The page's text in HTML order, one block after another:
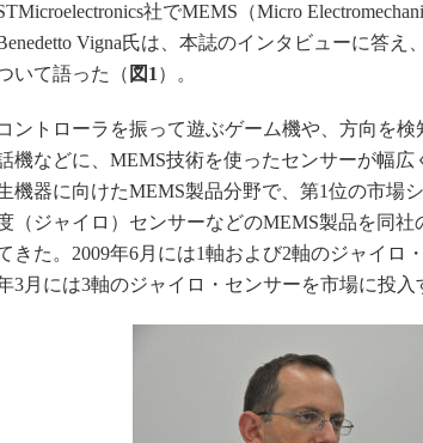
光伝送技術を知る
改革、執念の180日
イノベーションは日本を救うのか
JASA発IoT通信
IHSアナリスト「未来展望」
「英語に愛されないエンジニア」の
ための新行動論
社でMEMS（Micro
Vigna氏は、本誌のインタビューに答え
いて語った（ 図1 ）。
ントローラを振って遊ぶゲーム機や、方向を検
機などに、MEMS技術を使ったセンサーが幅
機器に向けたMEMS製品分野で、第1位の市場
（ジャイロ）センサーなどのMEMS製品を同
きた。2009年6月には1軸および2軸のジャイロ
3月には3軸のジャイロ・センサーを市場に投入